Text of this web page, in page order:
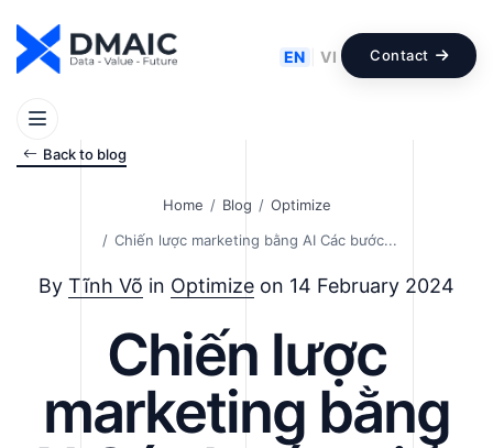
EN VI Contact
Back to blog
Home Blog
Optimize
Chiến lược marketing bằng AI Các bước...
By Tĩnh Võ in Optimize on 14 February 2024
Chiến lược
marketing bằng